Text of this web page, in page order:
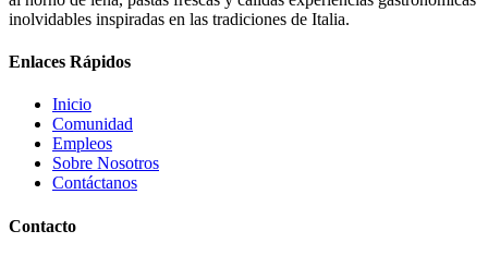
inolvidables inspiradas en las tradiciones de Italia.
Enlaces Rápidos
Inicio
Comunidad
Empleos
Sobre Nosotros
Contáctanos
Contacto